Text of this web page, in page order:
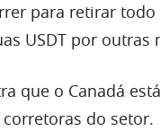
para retirar
USDT por outras
que o Canadá
do setor.